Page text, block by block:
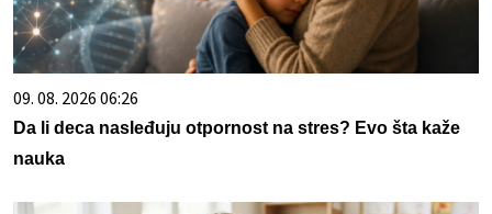
09. 08. 2026 06:26
Da li deca nasleđuju otpornost na stres? Evo šta kaže
nauka